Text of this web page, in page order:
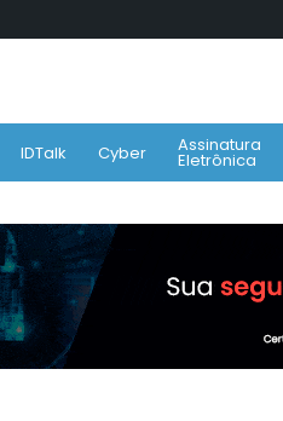
IDTalk Cyber Assinatura
Eletrônica